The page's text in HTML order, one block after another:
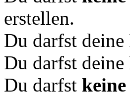
erstellen.
Du darfst
Du darfst
Du darfst keine